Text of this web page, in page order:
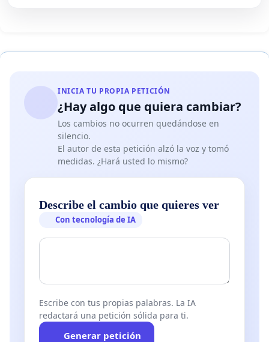
INICIA TU PROPIA PETICIÓN
¿Hay algo que quiera cambiar?
Los cambios no ocurren quedándose en
silencio.
El autor de esta petición alzó la voz y tomó
medidas. ¿Hará usted lo mismo?
Describe el cambio que quieres ver
Con tecnología de IA
Escribe con tus propias palabras. La IA
redactará una petición sólida para ti.
Generar petición